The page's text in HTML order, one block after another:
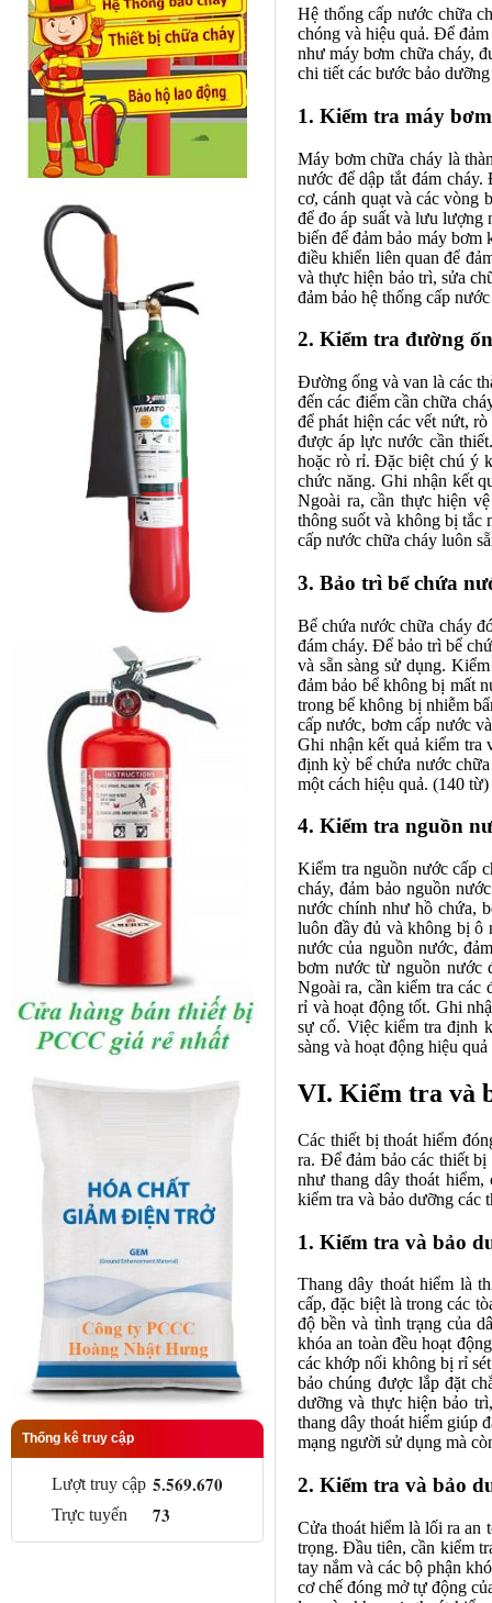
Thống kê truy cập
Lượt truy cập 5.569.670
Trực tuyến 73
Hệ thống cấp nước chữa
chóng và hiệu quả. Để
như máy bơm chữa cháy,
chi tiết các bước bảo
1. Kiểm tra máy
Máy bơm chữa cháy là
nước để dập tắt đám
cơ, cánh quạt và các vòng
để đo áp suất và lưu lượng
biến để đảm bảo máy bơm
điều khiển liên quan để
và thực hiện bảo trì, sửa
đảm bảo hệ thống cấp
2. Kiểm tra đường
Đường ống và van là các
đến các điểm cần chữa
để phát hiện các vết nứt,
được áp lực nước cần
hoặc rò rỉ. Đặc biệt chú ý
chức năng. Ghi nhận kết
Ngoài ra, cần thực hiện
thông suốt và không bị tắc
cấp nước chữa cháy luôn
3. Bảo trì bể chứa
Bể chứa nước chữa cháy
đám cháy. Để bảo trì bể
và sẵn sàng sử dụng.
đảm bảo bể không bị mất
trong bể không bị nhiễm
cấp nước, bơm cấp nước
Ghi nhận kết quả kiểm tra
định kỳ bể chứa nước
một cách hiệu quả. (140 từ)
4. Kiểm tra nguồn
Kiểm tra nguồn nước cấp
cháy, đảm bảo nguồn
nước chính như hồ chứa,
luôn đầy đủ và không bị ô
nước của nguồn nước,
bơm nước từ nguồn nước
Ngoài ra, cần kiểm tra các
rỉ và hoạt động tốt. Ghi
sự cố. Việc kiểm tra định
sàng và hoạt động hiệu
VI. Kiểm tra và
Các thiết bị thoát hiểm
ra. Để đảm bảo các thiết
như thang dây thoát
kiểm tra và bảo dưỡng các
1. Kiểm tra và bảo
Thang dây thoát hiểm là
cấp, đặc biệt là trong các
độ bền và tình trạng của
khóa an toàn đều hoạt
các khớp nối không bị rỉ
bảo chúng được lắp đặt
dưỡng và thực hiện bảo
thang dây thoát hiểm giúp
mạng người sử dụng mà
2. Kiểm tra và bảo
Cửa thoát hiểm là lối ra an
trọng. Đầu tiên, cần kiểm
tay nắm và các bộ phận
cơ chế đóng mở tự động